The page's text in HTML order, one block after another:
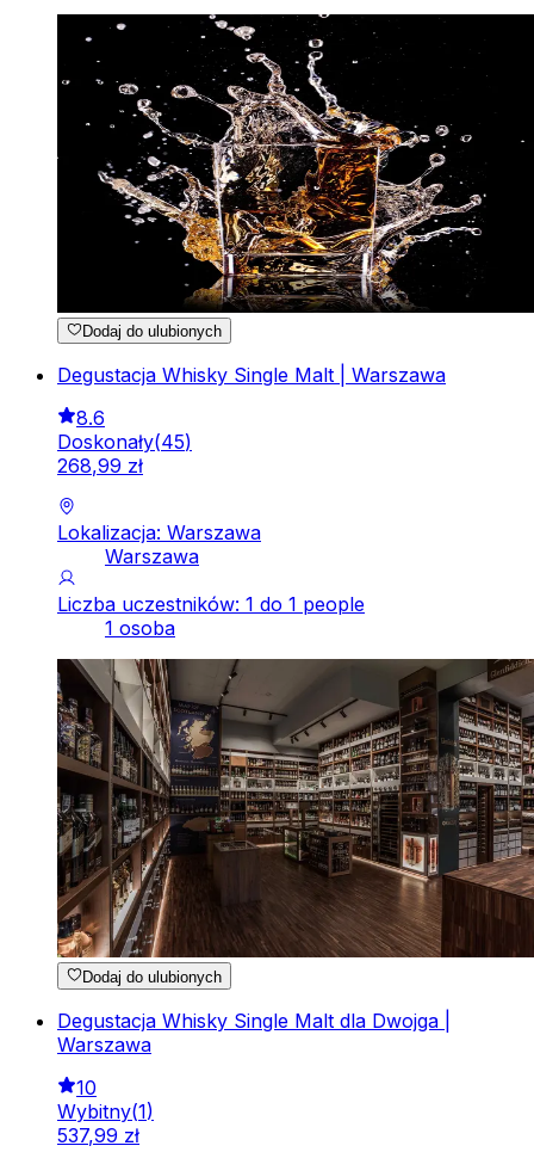
Dodaj do ulubionych
Degustacja Whisky Single Malt | Warszawa
8.6
Doskonały(45)
268,99 zł
Lokalizacja: Warszawa
Warszawa
Liczba uczestników: 1 do 1 people
1 osoba
Dodaj do ulubionych
Degustacja Whisky Single Malt dla Dwojga |
Warszawa
10
Wybitny(1)
537,99 zł